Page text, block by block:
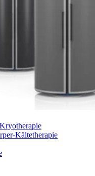
Kältetherapie